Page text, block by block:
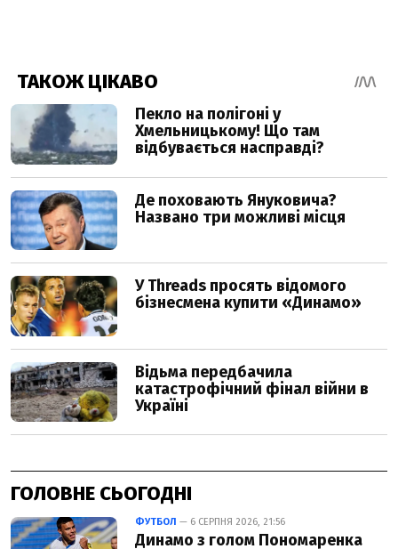
ГОЛОВНЕ СЬОГОДНІ
ФУТБОЛ — 6 СЕРПНЯ 2026, 21:56
Динамо з голом Пономаренка